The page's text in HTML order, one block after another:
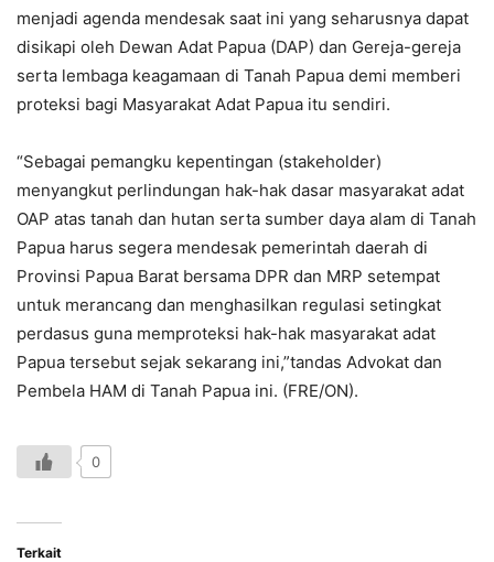
menjadi agenda mendesak saat ini yang seharusnya dapat
disikapi oleh Dewan Adat Papua (DAP) dan Gereja-gereja
serta lembaga keagamaan di Tanah Papua demi memberi
proteksi bagi Masyarakat Adat Papua itu sendiri.
“Sebagai pemangku kepentingan (stakeholder)
menyangkut perlindungan hak-hak dasar masyarakat adat
OAP atas tanah dan hutan serta sumber daya alam di Tanah
Papua harus segera mendesak pemerintah daerah di
Provinsi Papua Barat bersama DPR dan MRP setempat
untuk merancang dan menghasilkan regulasi setingkat
perdasus guna memproteksi hak-hak masyarakat adat
Papua tersebut sejak sekarang ini,”tandas Advokat dan
Pembela HAM di Tanah Papua ini. (FRE/ON).
0
Terkait